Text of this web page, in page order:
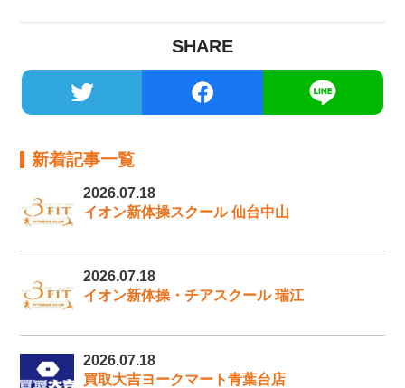
SHARE
新着記事一覧
2026.07.18
イオン新体操スクール 仙台中山
2026.07.18
イオン新体操・チアスクール 瑞江
2026.07.18
買取大吉ヨークマート青葉台店